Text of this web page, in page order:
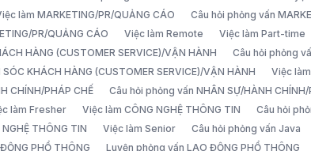
làm MARKETING/PR/QUẢNG CÁO
Câu hỏi phỏng vấn
PR/QUẢNG CÁO
Việc làm Remote
Việc làm Part-time
HÀNG (CUSTOMER SERVICE)/VẬN HÀNH
Câu hỏi phỏng
KHÁCH HÀNG (CUSTOMER SERVICE)/VẬN HÀNH
Việc
CHÍNH/PHÁP CHẾ
Câu hỏi phỏng vấn NHÂN SỰ/HÀNH CHÍNH/
làm Fresher Việc làm CÔNG NGHỆ THÔNG TIN
Câu hỏi
THÔNG TIN
Việc làm Senior Câu hỏi phỏng vấn Java
PHỔ THÔNG
Luyện phỏng vấn LAO ĐỘNG PHỔ THÔNG